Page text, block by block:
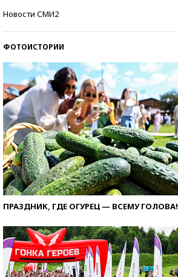
Новости СМИ2
ФОТОИСТОРИИ
ПРАЗДНИК, ГДЕ ОГУРЕЦ — ВСЕМУ ГОЛОВА!